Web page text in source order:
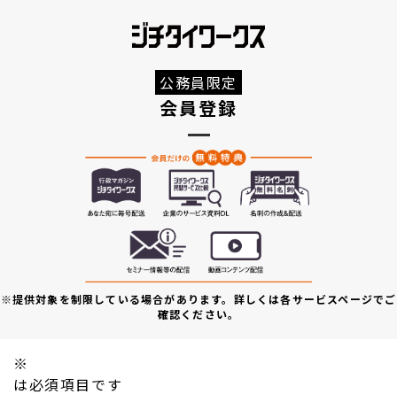
公務員限定
会員登録
※提供対象を制限している場合があります。詳しくは各サービスページでご
確認ください。
※
は必須項目です